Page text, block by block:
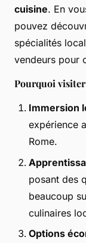
cuisine. En
pouvez
spécialités
vendeurs pour
Pourquoi
Immersion
expérience
Rome.
posant des
beaucoup
culinaires
Options